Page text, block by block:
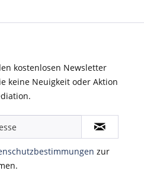
kostenlosen Newsletter
keine Neuigkeit oder Aktion
zur